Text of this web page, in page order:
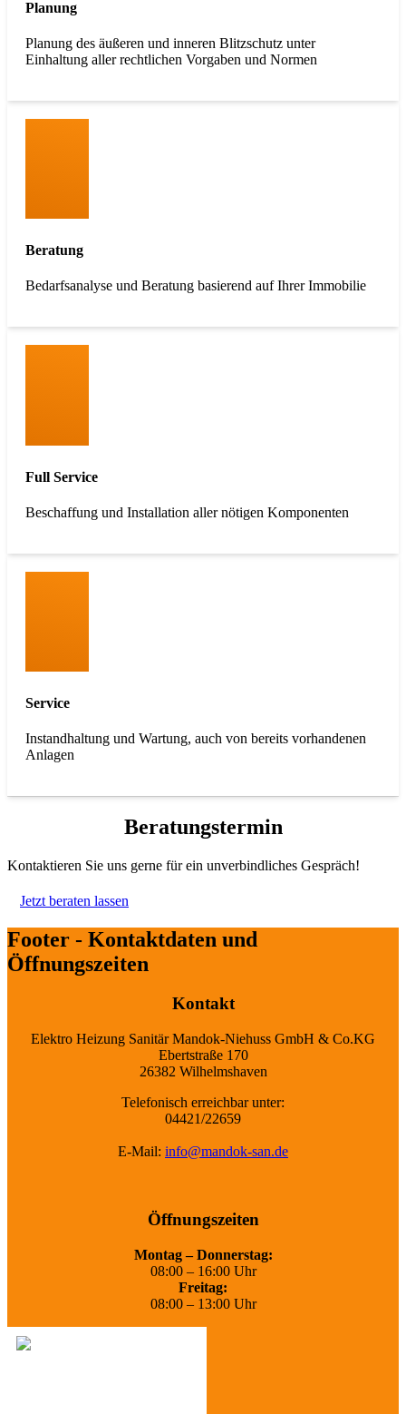
Planung
Planung des äußeren und inneren Blitzschutz unter
Einhaltung aller rechtlichen Vorgaben und Normen
Beratung
Bedarfsanalyse und Beratung basierend auf Ihrer Immobilie
Full Service
Beschaffung und Installation aller nötigen Komponenten
Service
Instandhaltung und Wartung, auch von bereits vorhandenen
Anlagen
Beratungstermin
Kontaktieren Sie uns gerne für ein unverbindliches Gespräch!
Jetzt beraten lassen
Footer - Kontaktdaten und
Öffnungszeiten
Kontakt
Elektro Heizung Sanitär Mandok-Niehuss GmbH & Co.KG
Ebertstraße 170
26382 Wilhelmshaven
Telefonisch erreichbar unter:
04421/22659
E-Mail: info@mandok-san.de
Öffnungszeiten
Montag – Donnerstag:
08:00 – 16:00 Uhr
Freitag:
08:00 – 13:00 Uhr